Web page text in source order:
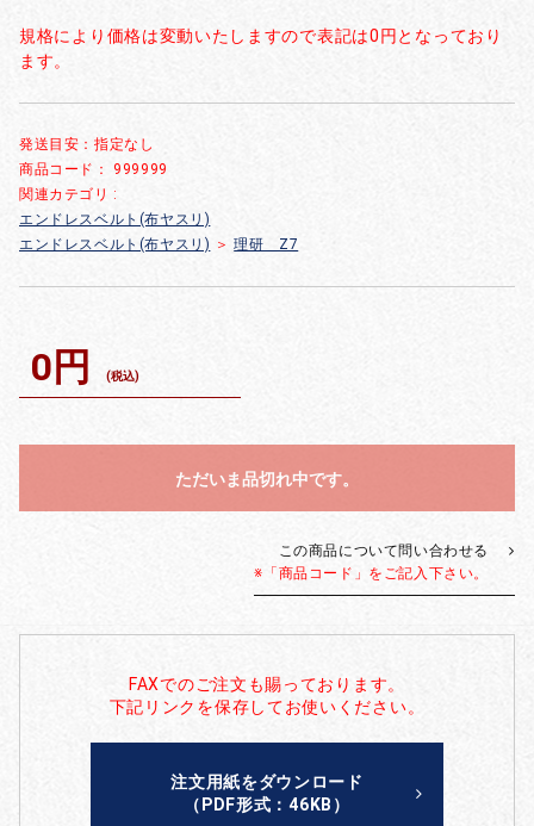
規格により価格は変動いたしますので表記は0円となっており
ます。
発送目安：指定なし
商品コード： 999999
関連カテゴリ :
エンドレスベルト(布ヤスリ)
エンドレスベルト(布ヤスリ) ＞ 理研 Z7
0円 (税込)
ただいま品切れ中です。
この商品について問い合わせる
※「商品コード」をご記入下さい。
FAXでのご注文も賜っております。
下記リンクを保存してお使いください。
注文用紙をダウンロード
（PDF形式：46KB）